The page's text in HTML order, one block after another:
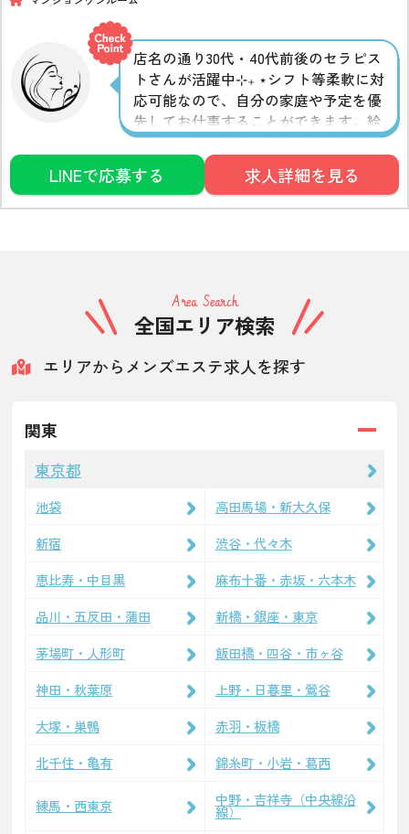
店名の通り30代・40代前後のセラピス
トさんが活躍中⊹₊ ⋆シフト等柔軟に対
応可能なので、自分の家庭や予定を優
先してお仕事することができます。給
与保証制度があるので稼げるか不安な
方にもおすすめ◎月1、短時間の勤務も
歓迎しているので、空き時間を有効活
用したい大人の女性はぜひお問い合わ
LINEで応募する 求人詳細を見る
Area Search
全国エリア検索
エリアからメンズエステ求人を探す
関東
東京都
池袋
高田馬場・新大久保
新宿
渋谷・代々木
恵比寿・中目黒
麻布十番・赤坂・六本木
品川・五反田・蒲田
新橋・銀座・東京
茅場町・人形町
飯田橋・四谷・市ヶ谷
神田・秋葉原
上野・日暮里・鶯谷
大塚・巣鴨
赤羽・板橋
北千住・亀有
錦糸町・小岩・葛西
練馬・西東京 中野・吉祥寺（中央線沿
線）